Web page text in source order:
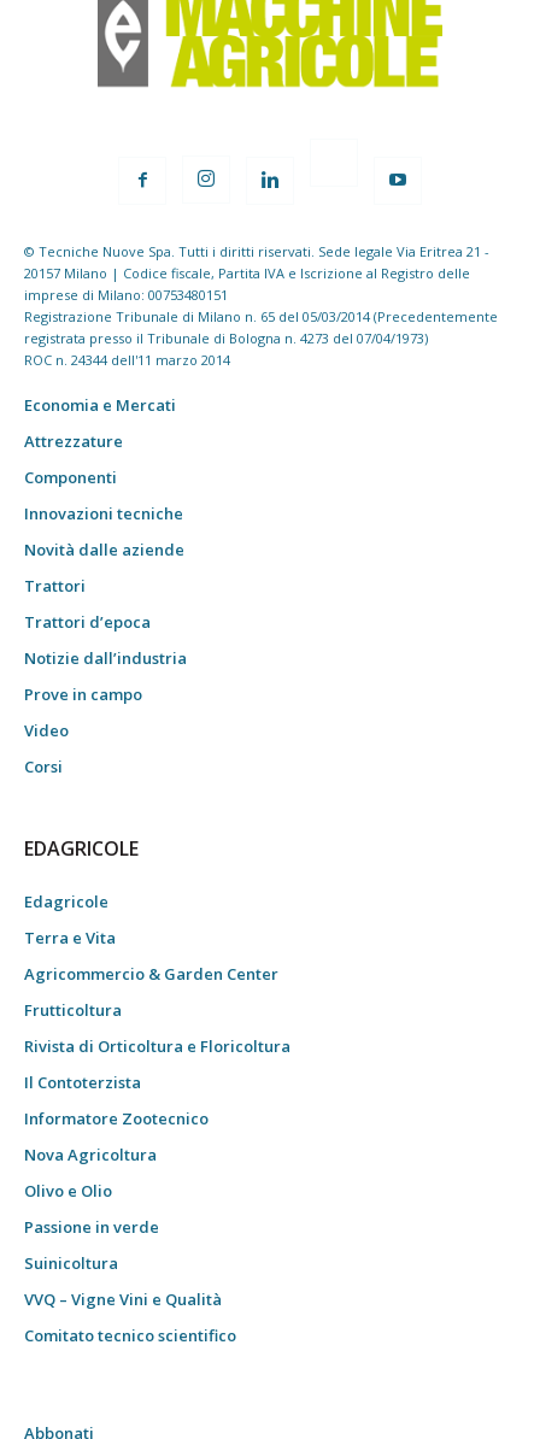
© Tecniche Nuove Spa. Tutti i diritti riservati. Sede legale Via Eritrea 21 -
20157 Milano | Codice fiscale, Partita IVA e Iscrizione al Registro delle
imprese di Milano: 00753480151
Registrazione Tribunale di Milano n. 65 del 05/03/2014 (Precedentemente
registrata presso il Tribunale di Bologna n. 4273 del 07/04/1973)
ROC n. 24344 dell'11 marzo 2014
Economia e Mercati
Attrezzature
Componenti
Innovazioni tecniche
Novità dalle aziende
Trattori
Trattori d’epoca
Notizie dall’industria
Prove in campo
Video
Corsi
EDAGRICOLE
Edagricole
Terra e Vita
Agricommercio & Garden Center
Frutticoltura
Rivista di Orticoltura e Floricoltura
Il Contoterzista
Informatore Zootecnico
Nova Agricoltura
Olivo e Olio
Passione in verde
Suinicoltura
VVQ – Vigne Vini e Qualità
Comitato tecnico scientifico
Abbonati